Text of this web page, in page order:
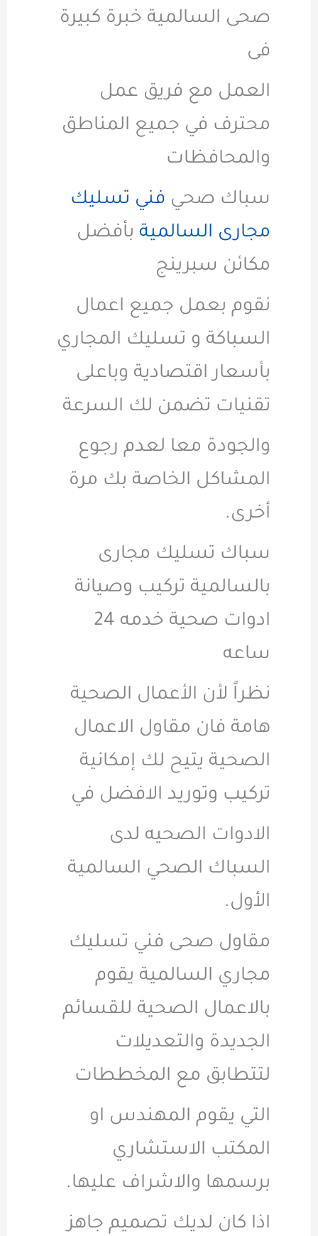
صحى السالمية خبرة كبيرة
فى
العمل مع فريق عمل
محترف في جميع المناطق
والمحافظات
سباك صحي فني تسليك
مجارى السالمية بأفضل
مكائن سبرينج
نقوم بعمل جميع اعمال
السباكة و تسليك المجاري
بأسعار اقتصادية وباعلى
تقنيات تضمن لك السرعة
والجودة معا لعدم رجوع
المشاكل الخاصة بك مرة
أخرى.
سباك تسليك مجارى
بالسالمية تركيب وصيانة
ادوات صحية خدمه 24
ساعه
نظراً لأن الأعمال الصحية
هامة فان مقاول الاعمال
الصحية يتيح لك إمكانية
تركيب وتوريد الافضل في
الادوات الصحيه لدى
السباك الصحي السالمية
الأول.
مقاول صحى فني تسليك
مجاري السالمية يقوم
بالاعمال الصحية للقسائم
الجديدة والتعديلات
لتتطابق مع المخططات
التي يقوم المهندس او
المكتب الاستشاري
برسمها والاشراف عليها.
اذا كان لديك تصميم جاهز